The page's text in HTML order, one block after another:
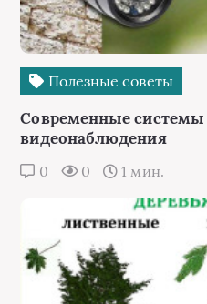
Полезные советы
Современные системы
видеонаблюдения
0 0 1 мин.